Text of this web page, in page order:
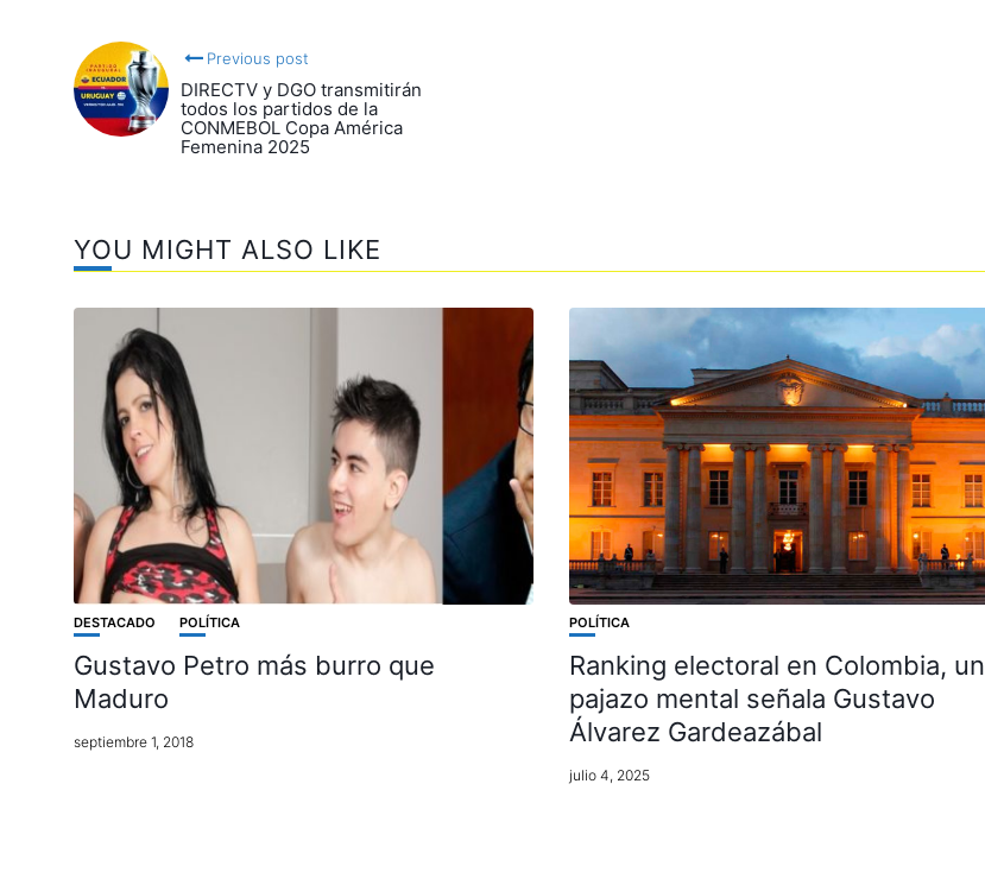
Previous post
DIRECTV y DGO transmitirán
todos los partidos de la
CONMEBOL Copa América
Femenina 2025
YOU MIGHT ALSO LIKE
DESTACADO POLÍTICA
Gustavo Petro más burro que
Maduro
septiembre 1, 2018
POLÍTICA
Ranking electoral en Colombia, un
pajazo mental señala Gustavo
Álvarez Gardeazábal
julio 4, 2025